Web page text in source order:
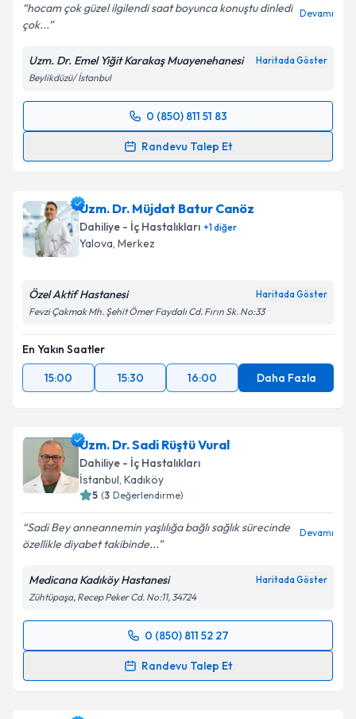
hocam çok güzel ilgilendi saat boyunca konuştu dinledi
çok...
Devamı
Uzm. Dr. Emel Yiğit Karakaş Muayenehanesi Haritada Göster
Beylikdüzü/ İstanbul
0 (850) 811 51 83
Randevu Talep Et
Randevu Takvimi Talebi
için bir takvim hazırlandığında e-posta ile
bilgilendireceğiz.
E-posta Adresiniz
Kişisel verilerimin işlenmesine ilişkinAydınlatma
Metni
kapsamda işlenmesini kabul ediyorum.
Uzm. Dr. Müjdat Batur Canöz
Dahiliye - İç Hastalıkları +1diğer
Yalova, Merkez
Özel Aktif Hastanesi Haritada Göster
Fevzi Çakmak Mh. Şehit Ömer Faydalı Cd. Fırın Sk. No:33
En Yakın Saatler
15:00
15:30 16:00 Daha Fazla
Uzm. Dr. Sadi Rüştü Vural
Dahiliye - İç Hastalıkları
İstanbul, Kadıköy
5 (3 Değerlendirme)
Sadi Bey anneannemin yaşlılığa bağlı sağlık sürecinde
özellikle diyabet takibinde...
Devamı
Medicana Kadıköy Hastanesi Haritada Göster
Zühtüpaşa, Recep Peker Cd. No:11, 34724
0 (850) 811 52 27
Randevu Talep Et
Randevu Takvimi Talebi